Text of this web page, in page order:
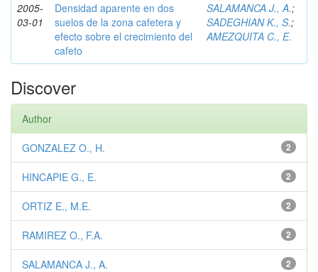
2005-
03-01
Densidad aparente en dos
suelos de la zona cafetera y
efecto sobre el crecimiento del
cafeto
SALAMANCA J., A.;
SADEGHIAN K., S.;
AMEZQUITA C., E.
Discover
Author
2
GONZALEZ O., H.
2
HINCAPIE G., E.
2
ORTIZ E., M.E.
2
RAMIREZ O., F.A.
2
SALAMANCA J., A.